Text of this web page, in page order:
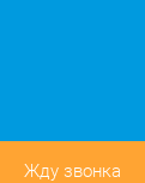
Жду звонка